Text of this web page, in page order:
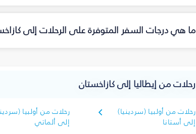
ما هي درجات السفر المتوفرة على الرحلات إلى
رحلات من إيطاليا إلى كازاخستان
رحلات من أولبيا (سردينيا)
إلى أستانا
رحلات من أولبيا
إلى ألماتي